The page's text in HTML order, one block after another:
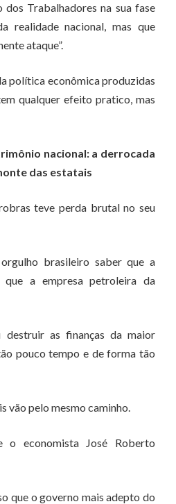
Trabalhadores na sua fase
realidade nacional, mas que
ataque”.
política econômica produzidas
qualquer efeito pratico, mas
nacional: a derrocada
das estatais
teve perda brutal no seu
brasileiro saber que a
que a empresa petroleira da
destruir as finanças da maior
pouco tempo e de forma tão
vão pelo mesmo caminho.
o economista José Roberto
que o governo mais adepto do